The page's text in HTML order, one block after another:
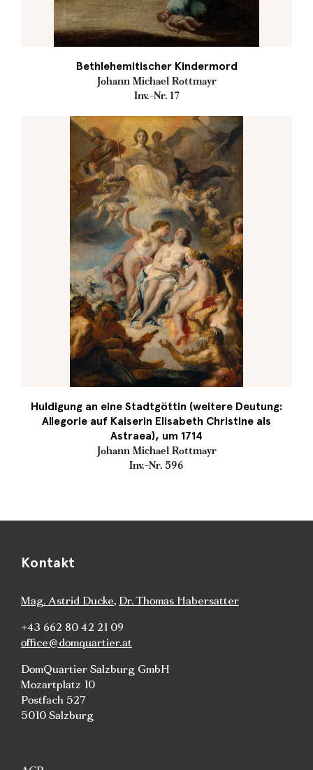
Bethlehemitischer Kindermord
Johann Michael Rottmayr
Inv.-Nr. 17
Huldigung an eine Stadtgöttin (weitere Deutung:
Allegorie auf Kaiserin Elisabeth Christine als
Astraea), um 1714
Johann Michael Rottmayr
Inv.-Nr. 596
Kontakt
Mag. Astrid Ducke, Dr. Thomas Habersatter
+43 662 80 42 21 09
office@domquartier.at
DomQuartier Salzburg GmbH
Mozartplatz 10
Postfach 527
5010 Salzburg